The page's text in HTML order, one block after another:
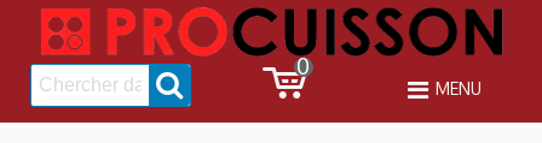
0
MENU